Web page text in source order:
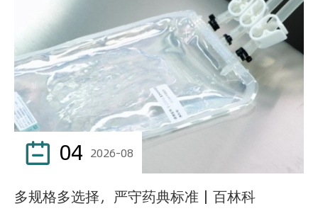
 04 2026-08
多规格多选择，严守药典标准｜百林科